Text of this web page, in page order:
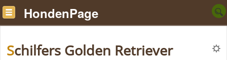
HondenPage
Schilfers Golden Retriever